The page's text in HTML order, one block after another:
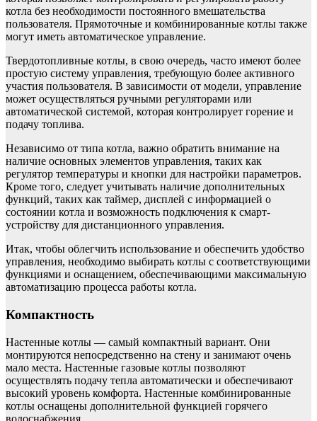
котла без необходимости постоянного вмешательства
пользователя. Прямоточные и комбинированные котлы также
могут иметь автоматическое управление.
Твердотопливные котлы, в свою очередь, часто имеют более
простую систему управления, требующую более активного
участия пользователя. В зависимости от модели, управление
может осуществляться ручными регуляторами или
автоматической системой, которая контролирует горение и
подачу топлива.
Независимо от типа котла, важно обратить внимание на
наличие основных элементов управления, таких как
регулятор температуры и кнопки для настройки параметров.
Кроме того, следует учитывать наличие дополнительных
функций, таких как таймер, дисплей с информацией о
состоянии котла и возможность подключения к смарт-
устройству для дистанционного управления.
Итак, чтобы облегчить использование и обеспечить удобство
управления, необходимо выбирать котлы с соответствующими
функциями и оснащением, обеспечивающими максимальную
автоматизацию процесса работы котла.
Компактность
Настенные котлы — самый компактный вариант. Они
монтируются непосредственно на стену и занимают очень
мало места. Настенные газовые котлы позволяют
осуществлять подачу тепла автоматически и обеспечивают
высокий уровень комфорта. Настенные комбинированные
котлы оснащены дополнительной функцией горячего
водоснабжения.